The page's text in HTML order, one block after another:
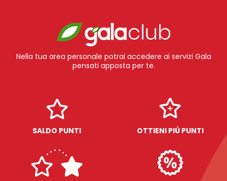
Nella tua area personale potrai accedere ai servizi Gala
pensati apposta per te.
SALDO PUNTI OTTIENI PIÙ PUNTI